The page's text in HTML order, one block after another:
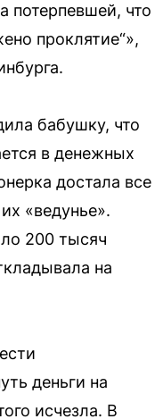
потерпевшей, что
проклятие“»,
бабушку, что
в денежных
достала все
«ведунье».
200 тысяч
на
деньги на
исчезла. В